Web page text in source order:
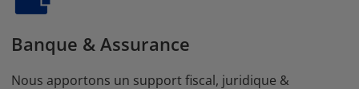
Banque & Assurance
Nous apportons un support fiscal, juridique &